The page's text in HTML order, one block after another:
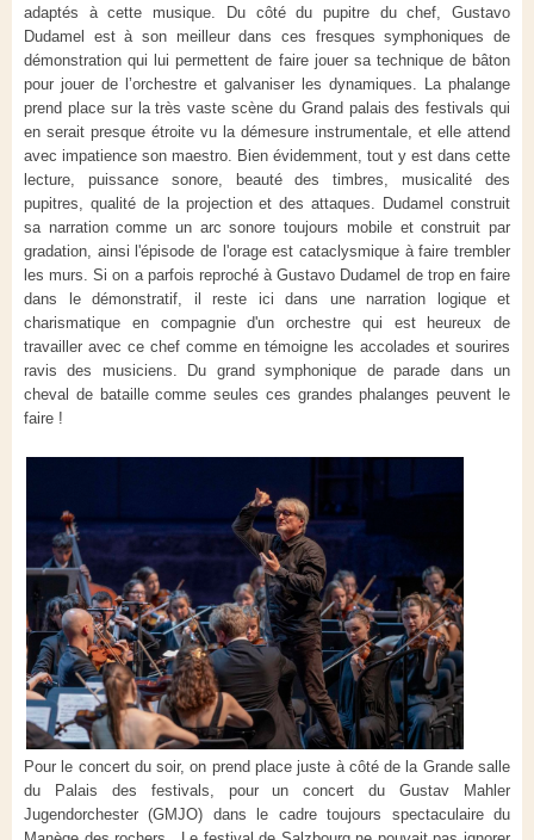
adaptés à cette musique. Du côté du pupitre du chef, Gustavo
Dudamel est à son meilleur dans ces fresques symphoniques de
démonstration qui lui permettent de faire jouer sa technique de bâton
pour jouer de l’orchestre et galvaniser les dynamiques. La phalange
prend place sur la très vaste scène du Grand palais des festivals qui
en serait presque étroite vu la démesure instrumentale, et elle attend
avec impatience son maestro. Bien évidemment, tout y est dans cette
lecture, puissance sonore, beauté des timbres, musicalité des
pupitres, qualité de la projection et des attaques. Dudamel construit
sa narration comme un arc sonore toujours mobile et construit par
gradation, ainsi l'épisode de l'orage est cataclysmique à faire trembler
les murs. Si on a parfois reproché à Gustavo Dudamel de trop en faire
dans le démonstratif, il reste ici dans une narration logique et
charismatique en compagnie d'un orchestre qui est heureux de
travailler avec ce chef comme en témoigne les accolades et sourires
ravis des musiciens. Du grand symphonique de parade dans un
cheval de bataille comme seules ces grandes phalanges peuvent le
faire !
Pour le concert du soir, on prend place juste à côté de la Grande salle
du Palais des festivals, pour un concert du Gustav Mahler
Jugendorchester (GMJO) dans le cadre toujours spectaculaire du